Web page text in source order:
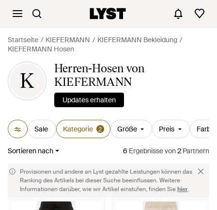
Startseite KIEFERMANN
KIEFERMANN Bekleidung
KIEFERMANN Hosen
K
Herren-Hosen von
KIEFERMANN
Updates erhalten
Sale Kategorie 2 Größe Preis Farbe
Sortieren nach 6 Ergebnissevon2 Partnern
Provisionen und andere an Lyst gezahlte Leistungen können das
Ranking des Artikels bei dieser Suche beeinflussen. Weitere
Informationen darüber, wie wir Artikel einstufen, finden Siehier.